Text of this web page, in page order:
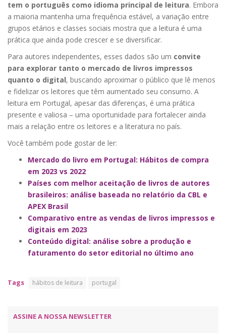
tem o português como idioma principal de leitura. Embora
a maioria mantenha uma frequência estável, a variação entre
grupos etários e classes sociais mostra que a leitura é uma
prática que ainda pode crescer e se diversificar.
Para autores independentes, esses dados são um convite
para explorar tanto o mercado de livros impressos
quanto o digital, buscando aproximar o público que lê menos
e fidelizar os leitores que têm aumentado seu consumo. A
leitura em Portugal, apesar das diferenças, é uma prática
presente e valiosa – uma oportunidade para fortalecer ainda
mais a relação entre os leitores e a literatura no país.
Você também pode gostar de ler:
Mercado do livro em Portugal: Hábitos de compra
em 2023 vs 2022
Países com melhor aceitação de livros de autores
brasileiros: análise baseada no relatório da CBL e
APEX Brasil
Comparativo entre as vendas de livros impressos e
digitais em 2023
Conteúdo digital: análise sobre a produção e
faturamento do setor editorial no último ano
Tags hábitos de leitura portugal
ASSINE A NOSSA NEWSLETTER